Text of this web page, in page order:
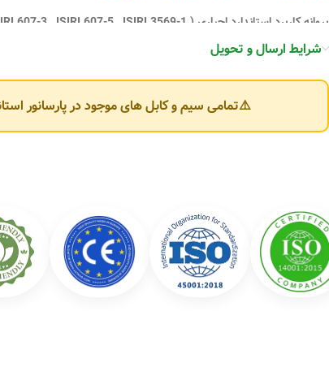
ISO45001:2018) گواهینامه استاندارد اروپا ( CE ) گواهی نامه ECO-FRIENDLY
تنوع محصولات کابل‌سازان یزد
شرکت کابل‌سازان یزد محصولات متنوعی در حوزه سیم و کابل برق تولید
🔌 انواع سیم برق:
سیم ارت (Earth Wire)
سیم دو رشته و سه رشته ساختمانی
⚡ انواع کابل برق:
کابل افشان سبک و قدرت
شرایط ارسال و تحویل
⚠️تمامی سیم و کابل های موجود در پارسانور